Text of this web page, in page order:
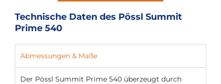
Technische Daten des Pössl Summit
Prime 540
Abmessungen & Maße
Der Pössl Summit Prime 540 überzeugt durch